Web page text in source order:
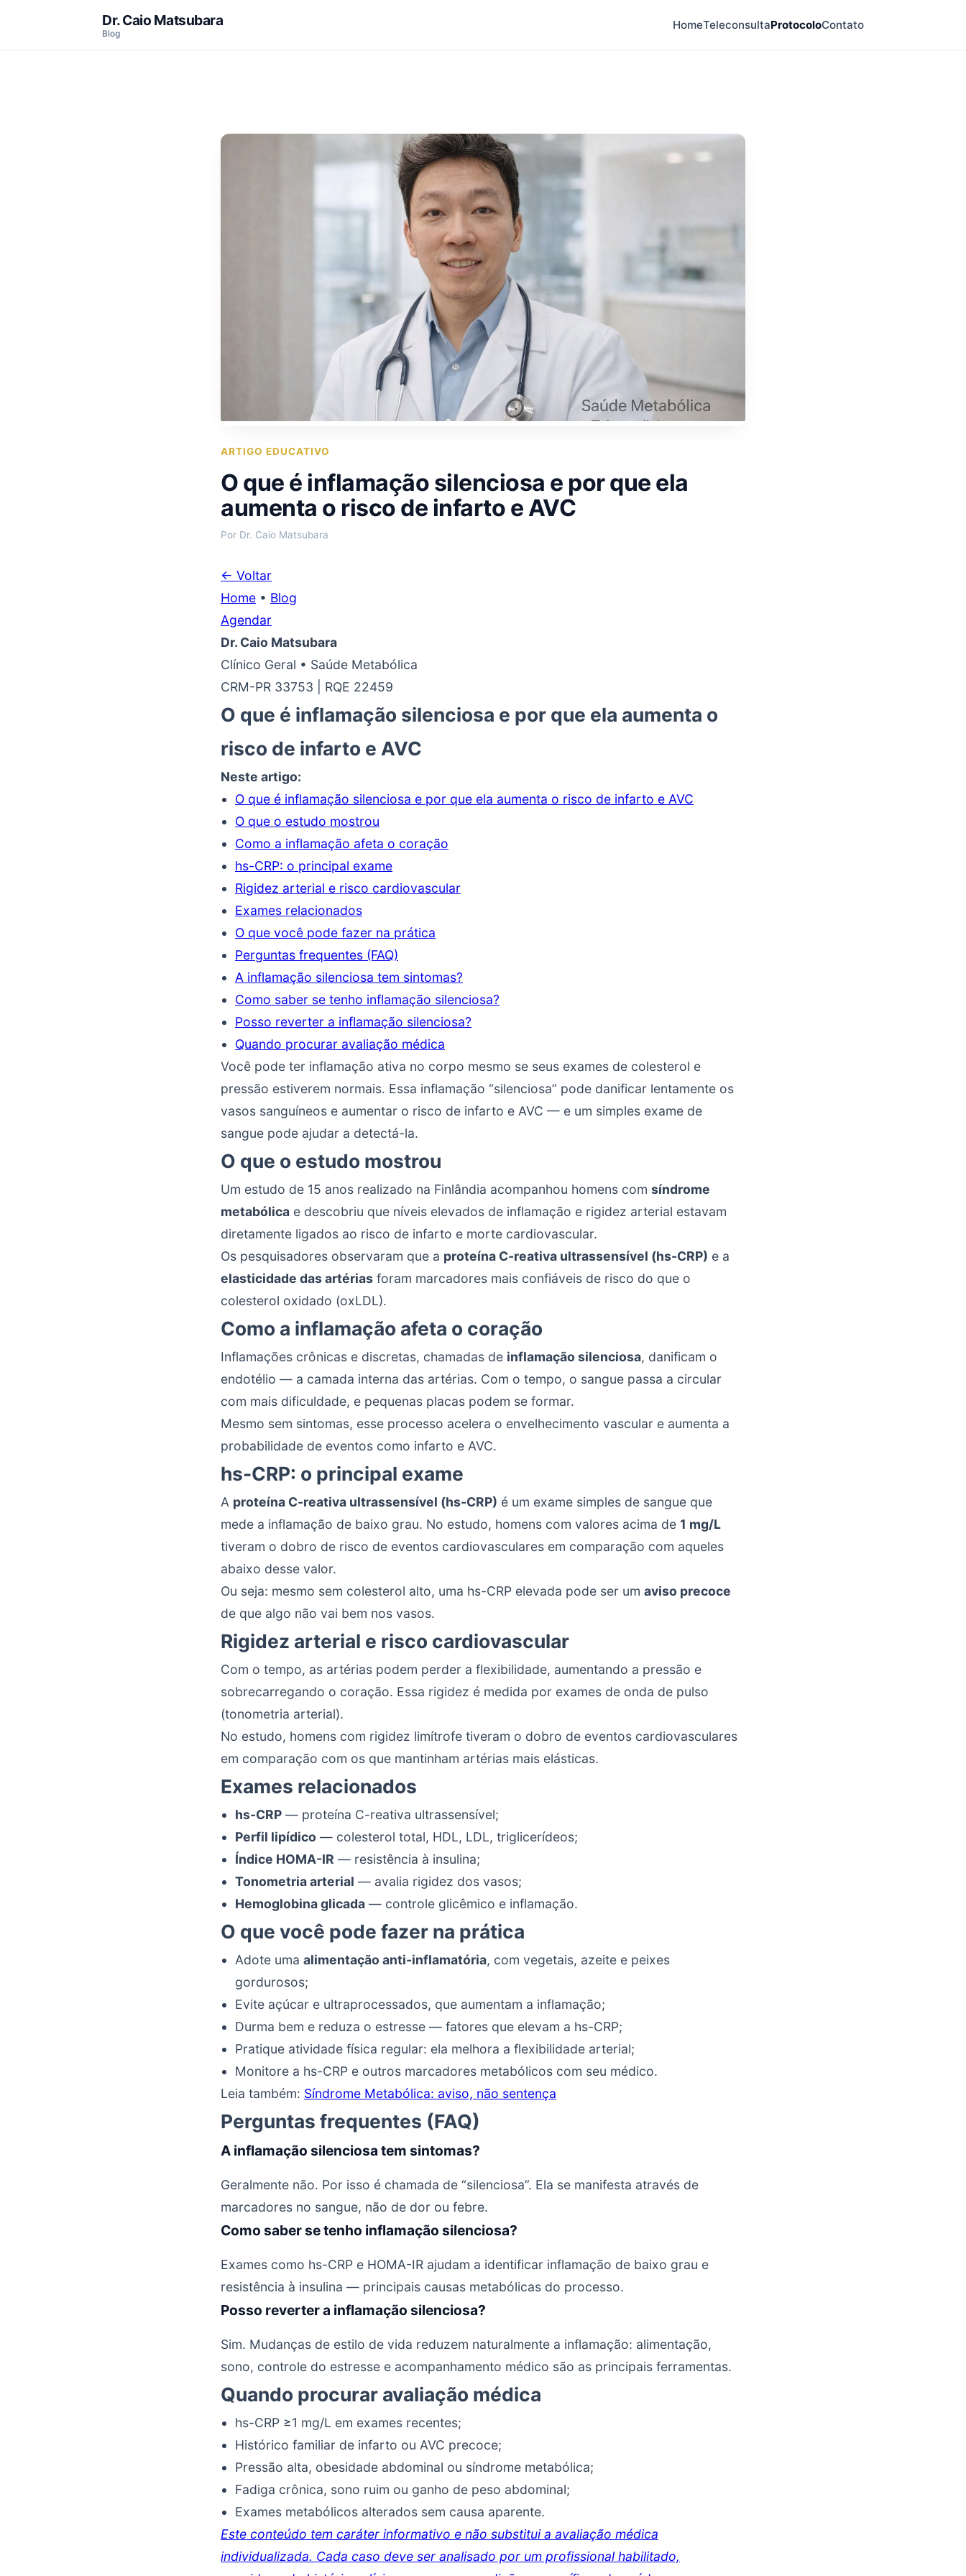
Dr. Caio Matsubara
Blog
HomeTeleconsultaProtocoloContato
ARTIGO EDUCATIVO
O que é inflamação silenciosa e por que ela
aumenta o risco de infarto e AVC
Por Dr. Caio Matsubara
← Voltar
Home • Blog
Agendar
Dr. Caio Matsubara
Clínico Geral • Saúde Metabólica
CRM-PR 33753 | RQE 22459
O que é inflamação silenciosa e por que ela aumenta o
risco de infarto e AVC
Neste artigo:
O que é inflamação silenciosa e por que ela aumenta o risco de infarto e AVC
O que o estudo mostrou
Como a inflamação afeta o coração
hs-CRP: o principal exame
Rigidez arterial e risco cardiovascular
Exames relacionados
O que você pode fazer na prática
Perguntas frequentes (FAQ)
A inflamação silenciosa tem sintomas?
Como saber se tenho inflamação silenciosa?
Posso reverter a inflamação silenciosa?
Quando procurar avaliação médica
Você pode ter inflamação ativa no corpo mesmo se seus exames de colesterol e
pressão estiverem normais. Essa inflamação “silenciosa” pode danificar lentamente os
vasos sanguíneos e aumentar o risco de infarto e AVC — e um simples exame de
sangue pode ajudar a detectá-la.
O que o estudo mostrou
Um estudo de 15 anos realizado na Finlândia acompanhou homens com síndrome
metabólica e descobriu que níveis elevados de inflamação e rigidez arterial estavam
diretamente ligados ao risco de infarto e morte cardiovascular.
Os pesquisadores observaram que a proteína C-reativa ultrassensível (hs-CRP) e a
elasticidade das artérias foram marcadores mais confiáveis de risco do que o
colesterol oxidado (oxLDL).
Como a inflamação afeta o coração
Inflamações crônicas e discretas, chamadas de inflamação silenciosa, danificam o
endotélio — a camada interna das artérias. Com o tempo, o sangue passa a circular
com mais dificuldade, e pequenas placas podem se formar.
Mesmo sem sintomas, esse processo acelera o envelhecimento vascular e aumenta a
probabilidade de eventos como infarto e AVC.
hs-CRP: o principal exame
A proteína C-reativa ultrassensível (hs-CRP) é um exame simples de sangue que
mede a inflamação de baixo grau. No estudo, homens com valores acima de 1 mg/L
tiveram o dobro de risco de eventos cardiovasculares em comparação com aqueles
abaixo desse valor.
Ou seja: mesmo sem colesterol alto, uma hs-CRP elevada pode ser um aviso precoce
de que algo não vai bem nos vasos.
Rigidez arterial e risco cardiovascular
Com o tempo, as artérias podem perder a flexibilidade, aumentando a pressão e
sobrecarregando o coração. Essa rigidez é medida por exames de onda de pulso
(tonometria arterial).
No estudo, homens com rigidez limítrofe tiveram o dobro de eventos cardiovasculares
em comparação com os que mantinham artérias mais elásticas.
Exames relacionados
hs-CRP — proteína C-reativa ultrassensível;
Perfil lipídico — colesterol total, HDL, LDL, triglicerídeos;
Índice HOMA-IR — resistência à insulina;
Tonometria arterial — avalia rigidez dos vasos;
Hemoglobina glicada — controle glicêmico e inflamação.
O que você pode fazer na prática
Adote uma alimentação anti-inflamatória, com vegetais, azeite e peixes
gordurosos;
Evite açúcar e ultraprocessados, que aumentam a inflamação;
Durma bem e reduza o estresse — fatores que elevam a hs-CRP;
Pratique atividade física regular: ela melhora a flexibilidade arterial;
Monitore a hs-CRP e outros marcadores metabólicos com seu médico.
Leia também: Síndrome Metabólica: aviso, não sentença
Perguntas frequentes (FAQ)
A inflamação silenciosa tem sintomas?
Geralmente não. Por isso é chamada de “silenciosa”. Ela se manifesta através de
marcadores no sangue, não de dor ou febre.
Como saber se tenho inflamação silenciosa?
Exames como hs-CRP e HOMA-IR ajudam a identificar inflamação de baixo grau e
resistência à insulina — principais causas metabólicas do processo.
Posso reverter a inflamação silenciosa?
Sim. Mudanças de estilo de vida reduzem naturalmente a inflamação: alimentação,
sono, controle do estresse e acompanhamento médico são as principais ferramentas.
Quando procurar avaliação médica
hs-CRP ≥1 mg/L em exames recentes;
Histórico familiar de infarto ou AVC precoce;
Pressão alta, obesidade abdominal ou síndrome metabólica;
Fadiga crônica, sono ruim ou ganho de peso abdominal;
Exames metabólicos alterados sem causa aparente.
Este conteúdo tem caráter informativo e não substitui a avaliação médica
individualizada. Cada caso deve ser analisado por um profissional habilitado,